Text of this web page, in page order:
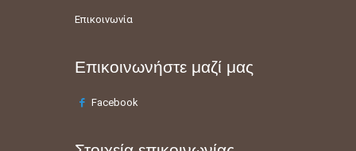
Επικοινωνία
Επικοινωνήστε μαζί μας
Facebook